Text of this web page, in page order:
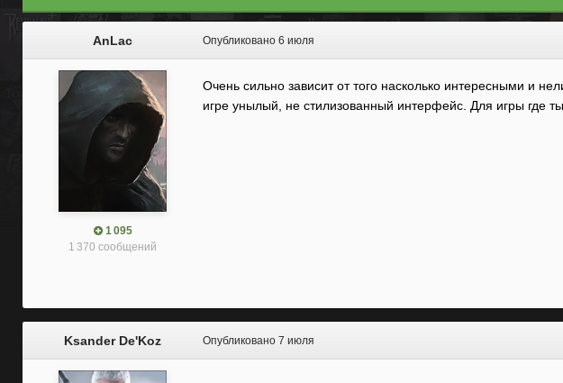
AnLac
1 095
1 370 сообщений
Опубликовано 6 июля
Очень сильно зависит от того насколько интересными и
игре унылый, не стилизованный интерфейс. Для игры где
Ksander De'Koz Опубликовано 7 июля